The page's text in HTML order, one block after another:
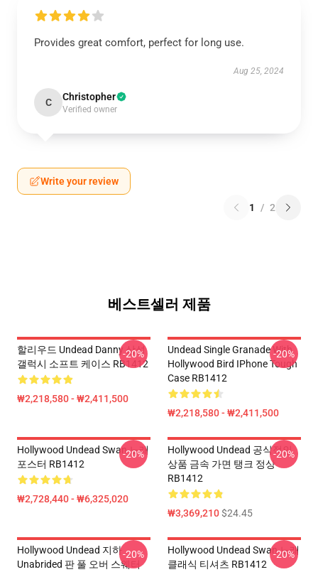
Provides great comfort, perfect for long use.
Aug 25, 2024
C Christopher
Verified owner
Write your review
1 / 2
베스트셀러 제품
할리우드 Undead Danny 삼성
갤럭시 소프트 케이스 RB1412
₩2,218,580 - ₩2,411,500
-20%
Undead Single Granade With
Hollywood Bird IPhone Tough
Case RB1412
₩2,218,580 - ₩2,411,500
-20%
Hollywood Undead Swan 노래
포스터 RB1412
₩2,728,440 - ₩6,325,020
-20%
Hollywood Undead 공식적인
상품 금속 가면 탱크 정상
RB1412
₩3,369,210$24.45
-20%
Hollywood Undead 지하
Unabrided 판 풀 오버 스웨터
-20%
Hollywood Undead Swan 노래
클래식 티셔츠 RB1412
-20%